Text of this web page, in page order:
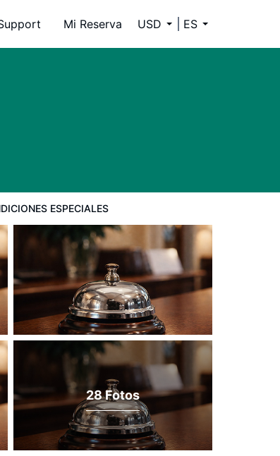
Mi Reserva USD ES
ESPECIALES
28 Fotos